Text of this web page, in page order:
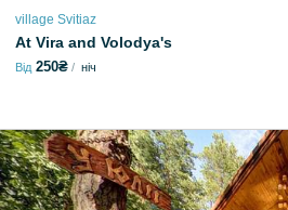
village Svitiaz
At Vira and Volodya's
Від 250₴ ніч